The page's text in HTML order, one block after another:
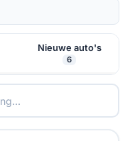
tot ruim
meest
weten wat
hiernaast de
tarief bij
Nieuwe auto's
6